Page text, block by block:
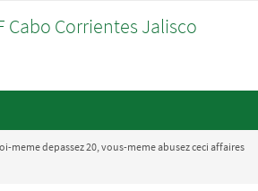
Cabo Corrientes Jalisco
meme depassez 20, vous-meme abusez ceci affaires